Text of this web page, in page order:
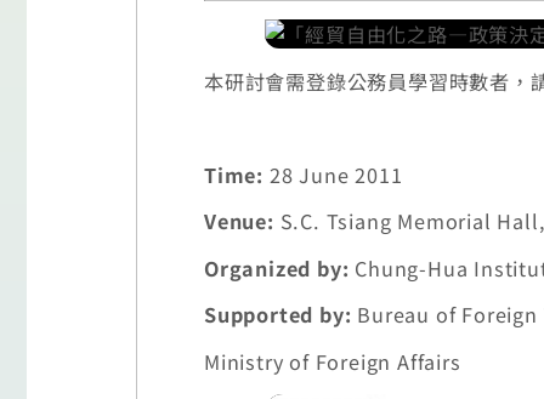
本研討會需登錄公務員學習時數者，
Time: 28 June 2011
Venue: S.C. Tsiang Memorial
Organized by: Chung-Hua
Supported by: Bureau of
Ministry of Foreign Affairs